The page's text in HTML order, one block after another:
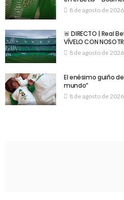
8 de agosto de 2026
🚨 DIRECTO | Real
VÍVELO CON
8 de agosto de 2026
El enésimo guiño
mundo”
8 de agosto de 2026